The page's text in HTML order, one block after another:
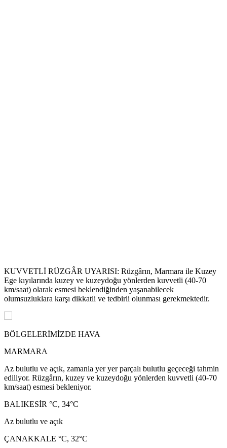
KUVVETLİ RÜZGÂR UYARISI: Rüzgârın, Marmara ile Kuzey
Ege kıyılarında kuzey ve kuzeydoğu yönlerden kuvvetli (40-70
km/saat) olarak esmesi beklendiğinden yaşanabilecek
olumsuzluklara karşı dikkatli ve tedbirli olunması gerekmektedir.
BÖLGELERİMİZDE HAVA
MARMARA
Az bulutlu ve açık, zamanla yer yer parçalı bulutlu geçeceği tahmin
ediliyor. Rüzgârın, kuzey ve kuzeydoğu yönlerden kuvvetli (40-70
km/saat) esmesi bekleniyor.
BALIKESİR °C, 34°C
Az bulutlu ve açık
ÇANAKKALE °C, 32°C